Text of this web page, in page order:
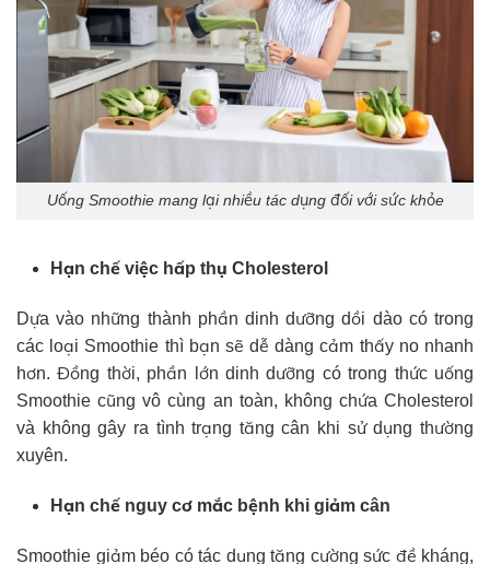
Uống Smoothie mang lại nhiều tác dụng đối với sức khỏe
Hạn chế việc hấp thụ Cholesterol
Dựa vào những thành phần dinh dưỡng dồi dào có trong
các loại Smoothie thì bạn sẽ dễ dàng cảm thấy no nhanh
hơn. Đồng thời, phần lớn dinh dưỡng có trong thức uống
Smoothie cũng vô cùng an toàn, không chứa Cholesterol
và không gây ra tình trạng tăng cân khi sử dụng thường
xuyên.
Hạn chế nguy cơ mắc bệnh khi giảm cân
Smoothie giảm béo có tác dụng tăng cường sức đề kháng,